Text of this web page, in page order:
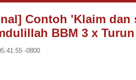
Contoh 'Klaim dan
BBM 3 x
-0800